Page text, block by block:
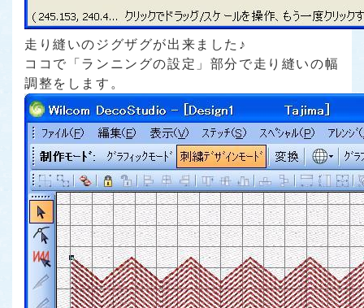
走り縫いのジグザグが出来ました♪
ココで「ランニングの設定」部分で走り縫いの幅
調整をします。